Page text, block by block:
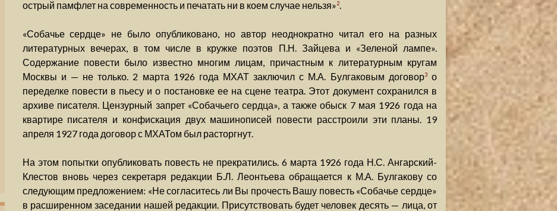
острый памфлет на современность и печатать ни в коем случае нельзя»2.
«Собачье сердце» не было опубликовано, но автор неоднократно читал его на разных
литературных вечерах, в том числе в кружке поэтов П.Н. Зайцева и «Зеленой лампе».
Содержание повести было известно многим лицам, причастным к литературным кругам
Москвы и — не только. 2 марта 1926 года МХАТ заключил с М.А. Булгаковым договор3о
переделке повести в пьесу и о постановке ее на сцене театра. Этот документ сохранился в
архиве писателя. Цензурный запрет «Собачьего сердца», а также обыск 7 мая 1926 года на
квартире писателя и конфискация двух машинописей повести расстроили эти планы. 19
апреля 1927 года договор с МХАТом был расторгнут.
На этом попытки опубликовать повесть не прекратились. 6 марта 1926 года Н.С. Ангарский-
Клестов вновь через секретаря редакции Б.Л. Леонтьева обращается к М.А. Булгакову со
следующим предложением: «Не согласитесь ли Вы прочесть Вашу повесть «Собачье сердце»
в расширенном заседании нашей редакции. Присутствовать будет человек десять — лица, от